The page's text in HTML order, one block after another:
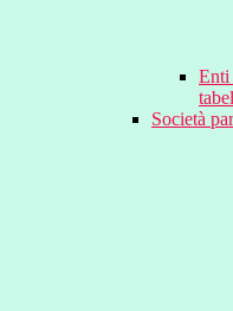
Enti
Società